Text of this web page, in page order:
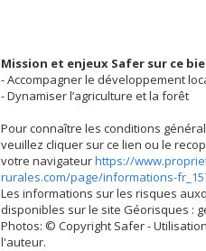
Mission et enjeux Safer sur ce
- Accompagner le développement
- Dynamiser l’agriculture et la forêt
Pour connaître les conditions
veuillez cliquer sur ce lien ou le
votre navigateurhttps://
rurales.com/page/informations-
Les informations sur les risques
disponibles sur le site Géorisques :
Photos: © Copyright Safer -
l'auteur.